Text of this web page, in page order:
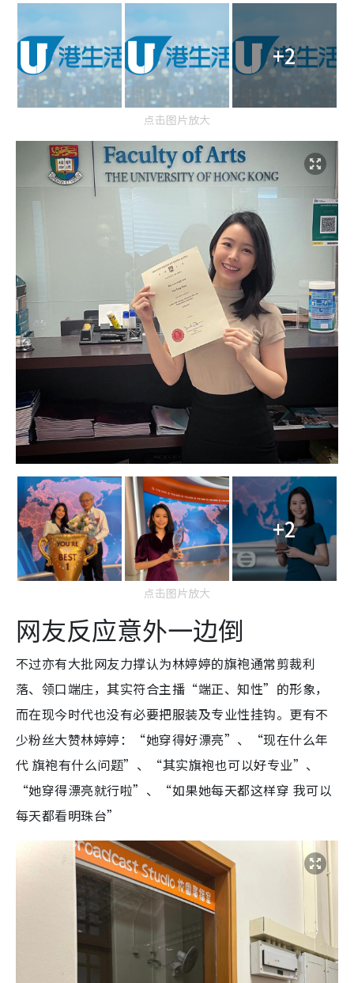
+2
点击图片放大
+2
点击图片放大
网友反应意外一边倒
不过亦有大批网友力撑认为林婷婷的旗袍通常剪裁利
落、领口端庄，其实符合主播“端正、知性”的形象，
而在现今时代也没有必要把服装及专业性挂钩。更有不
少粉丝大赞林婷婷：“她穿得好漂亮”、“现在什么年
代 旗袍有什么问题”、“其实旗袍也可以好专业”、
“她穿得漂亮就行啦”、“如果她每天都这样穿 我可以
每天都看明珠台”